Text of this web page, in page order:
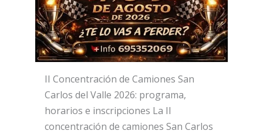
II Concentración de Camiones San
Carlos del Valle 2026: programa,
horarios e inscripciones La II
concentración de camiones San Carlos